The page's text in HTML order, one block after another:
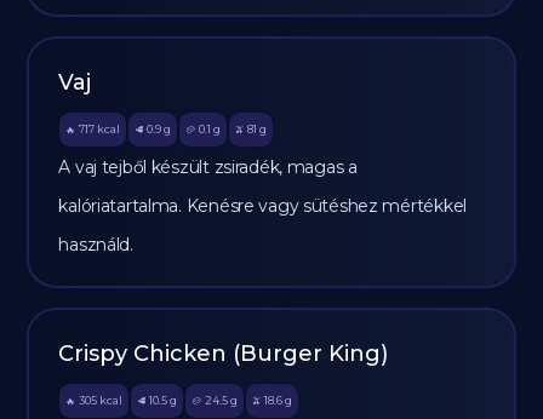
Vaj
🔥 717 kcal 🥩 0.9 g 🥔 0.1 g 🫒 81 g
A vaj tejből készült zsiradék, magas a
kalóriatartalma. Kenésre vagy sütéshez mértékkel
használd.
Crispy Chicken (Burger King)
🔥 305 kcal 🥩 10.5 g 🥔 24.5g 🫒 18.6 g